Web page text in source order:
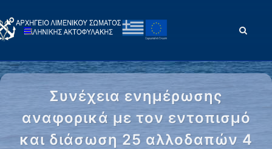
Συνέχεια ενημέρωσης
αναφορικά με τον εντοπισμό
και διάσωση 25 αλλοδαπών 4